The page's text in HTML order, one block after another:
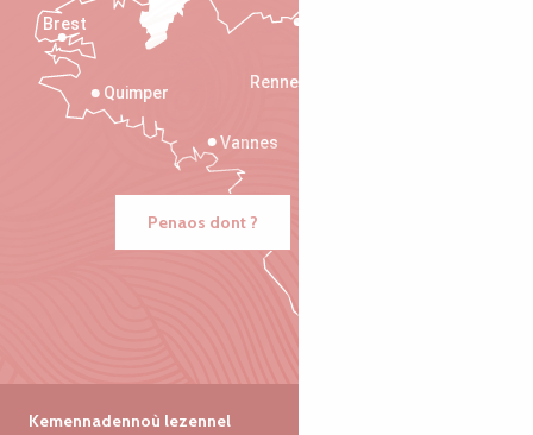
Rennes
Vannes
Quimper
Brest
Penaos dont ?
Kemennadennoù lezennel